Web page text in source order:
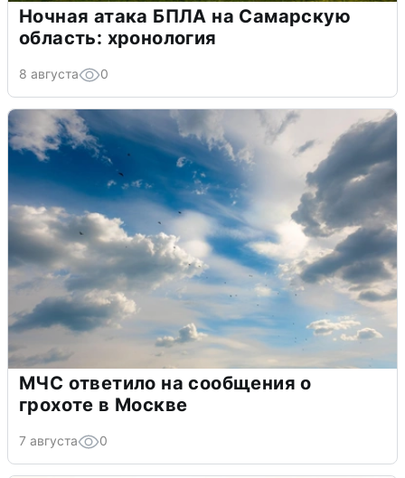
Ночная атака БПЛА на Самарскую
область: хронология
8 августа 0
МЧС ответило на сообщения о
грохоте в Москве
7 августа 0